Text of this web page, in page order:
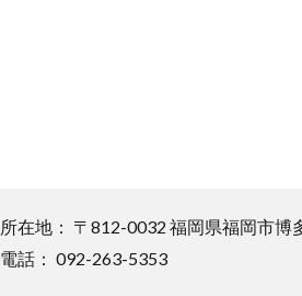
所在地： 〒812-0032 福岡県福岡市博
電話： 092-263-5353